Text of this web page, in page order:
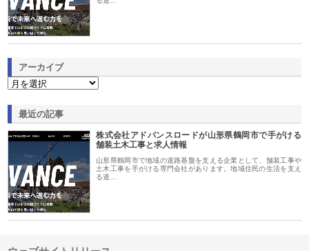
アーカイブ
最近の記事
株式会社アドバンスロードが山形県鶴岡市で手がける
舗装土木工事と求人情報
山形県鶴岡市で地域の道路基盤を支える企業として、舗装工事や
土木工事を手がける専門会社があります。地域住民の生活を支え
る道…